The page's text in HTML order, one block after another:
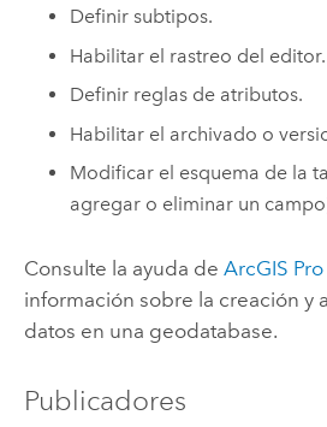
Definir subtipos.
Habilitar el rastreo del editor.
Definir reglas de atributos.
Habilitar el archivado o
Modificar el esquema de la
agregar o eliminar un
Consulte la ayuda de ArcGIS Pro
información sobre la creación y
datos en una geodatabase.
Publicadores